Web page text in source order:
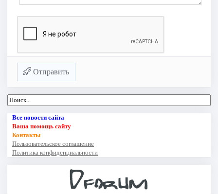
Отправить
Все новости сайта
Ваша помощь сайту
Контакты
Пользовательское соглашение
Политика конфиденциальности